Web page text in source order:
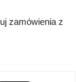
zamówienia z